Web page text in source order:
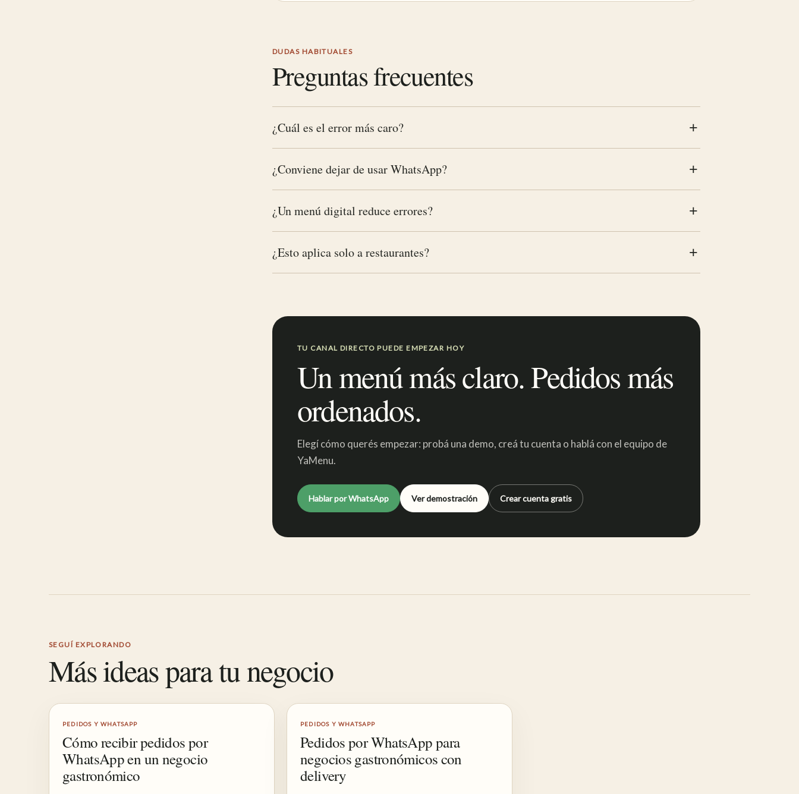
DUDAS HABITUALES
Preguntas frecuentes
¿Cuál es el error más caro?
¿Conviene dejar de usar WhatsApp?
¿Un menú digital reduce errores?
¿Esto aplica solo a restaurantes?
TU CANAL DIRECTO PUEDE EMPEZAR HOY
Un menú más claro. Pedidos más
ordenados.
Elegí cómo querés empezar: probá una demo, creá tu cuenta o hablá con el equipo de
YaMenu.
Hablar por WhatsApp Ver demostración Crear cuenta gratis
SEGUÍ EXPLORANDO
Más ideas para tu negocio
PEDIDOS Y WHATSAPP
Cómo recibir pedidos por
WhatsApp en un negocio
gastronómico
PEDIDOS Y WHATSAPP
Pedidos por WhatsApp para
negocios gastronómicos con
delivery